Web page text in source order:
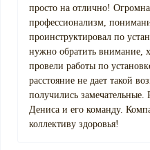
просто на отлично!
профессионализм,
проинструктировал по
нужно обратить внимание,
провели работы по
расстояние не дает такой
получились
Дениса и его команду.
коллективу здоровья!